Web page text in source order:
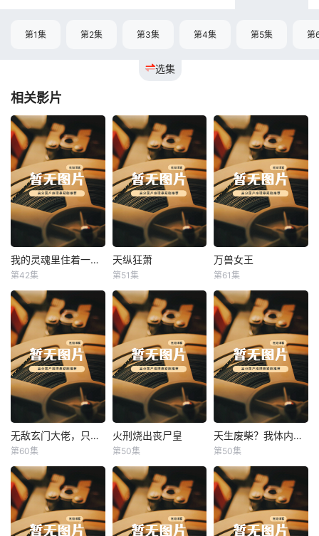
选集
第1集 第2集 第3集 第4集 第5集 第
相关影片
我的灵魂里住着一条龙 我的灵魂里住着一条龙
第42集
天纵狂萧
天纵狂萧
第51集
万兽女王
万兽女王
第61集
无敌玄门大佬，只听姐姐的话 无敌玄门大佬，只听姐姐的话
第60集
火刑烧出丧尸皇
火刑烧出丧尸皇
第50集
天生废柴？我体内有神血 天生废柴？我体内有神血
第50集